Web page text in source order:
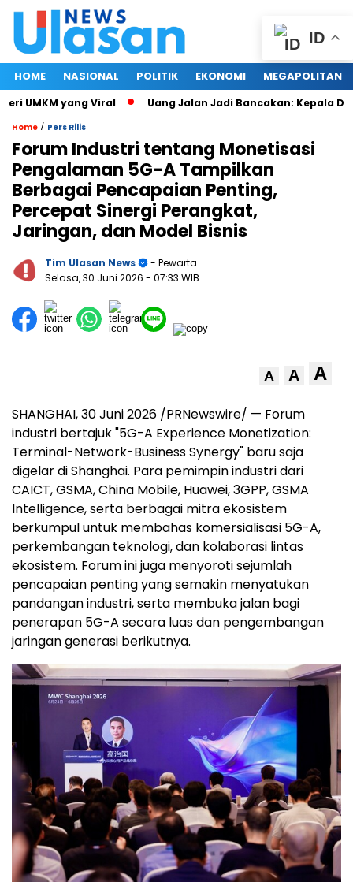
HOME NASIONAL POLITIK EKONOMI MEGAPOLITAN
yang Viral Uang Jalan Jadi Bancakan: Kepala Dinas
Home / Pers Rilis
Forum Industri tentang Monetisasi
Pengalaman 5G-A Tampilkan
Berbagai Pencapaian Penting,
Percepat Sinergi Perangkat,
Jaringan, dan Model Bisnis
Tim Ulasan News
- Pewarta
Selasa, 30 Juni 2026 - 07:33 WIB
A A A
SHANGHAI, 30 Juni 2026 /PRNewswire/ — Forum
industri bertajuk "5G-A Experience Monetization:
Terminal-Network-Business Synergy" baru saja
digelar di Shanghai. Para pemimpin industri dari
CAICT, GSMA, China Mobile, Huawei, 3GPP, GSMA
Intelligence, serta berbagai mitra ekosistem
berkumpul untuk membahas komersialisasi 5G-A,
perkembangan teknologi, dan kolaborasi lintas
ekosistem. Forum ini juga menyoroti sejumlah
pencapaian penting yang semakin menyatukan
pandangan industri, serta membuka jalan bagi
penerapan 5G-A secara luas dan pengembangan
jaringan generasi berikutnya.
ID